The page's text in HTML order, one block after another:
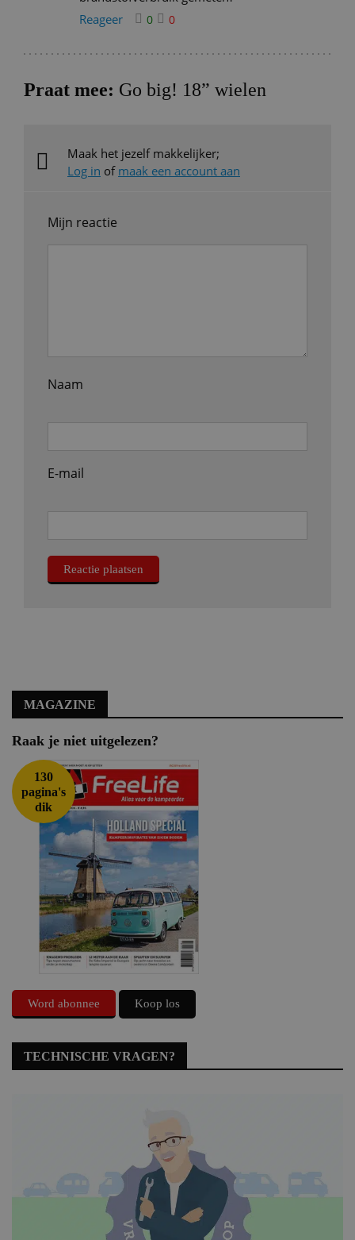
Reageer
0 0
Praat mee: Go big! 18” wielen
Maak het jezelf makkelijker;
Log in of maak een account aan
Mijn reactie
Naam
E-mail
MAGAZINE
Raak je niet uitgelezen?
130
pagina's
dik
Word abonnee Koop los
TECHNISCHE VRAGEN?